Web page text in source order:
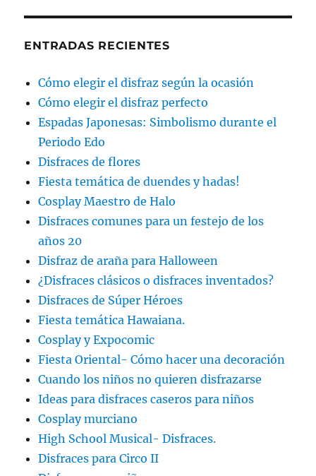
ENTRADAS RECIENTES
Cómo elegir el disfraz según la ocasión
Cómo elegir el disfraz perfecto
Espadas Japonesas: Simbolismo durante el
Periodo Edo
Disfraces de flores
Fiesta temática de duendes y hadas!
Cosplay Maestro de Halo
Disfraces comunes para un festejo de los
años 20
Disfraz de araña para Halloween
¿Disfraces clásicos o disfraces inventados?
Disfraces de Súper Héroes
Fiesta temática Hawaiana.
Cosplay y Expocomic
Fiesta Oriental- Cómo hacer una decoración
Cuando los niños no quieren disfrazarse
Ideas para disfraces caseros para niños
Cosplay murciano
High School Musical- Disfraces.
Disfraces para Circo II